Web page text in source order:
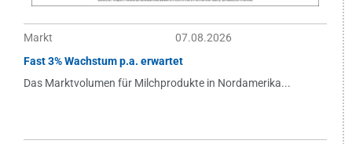
Markt
07.08.2026
Fast 3% Wachstum p.a. erwartet
Das Marktvolumen für Milchprodukte in Nordamerika...